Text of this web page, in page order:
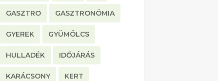
GASZTRO GASZTRONÓMIA
GYEREK GYÜMÖLCS
HULLADÉK IDŐJÁRÁS
KARÁCSONY KERT